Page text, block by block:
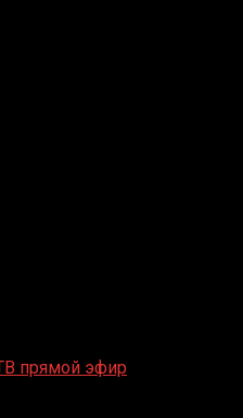
прямой эфир